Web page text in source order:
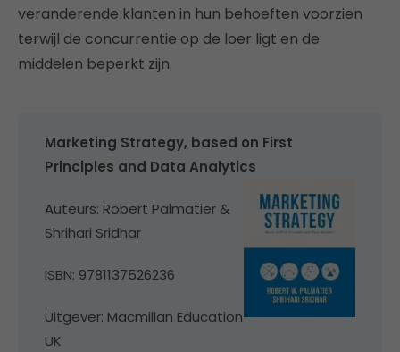
veranderende klanten in hun behoeften voorzien
terwijl de concurrentie op de loer ligt en de
middelen beperkt zijn.
Marketing Strategy, based on First
Principles and Data Analytics
Auteurs: Robert Palmatier &
Shrihari Sridhar
ISBN: 9781137526236
Uitgever: Macmillan Education
UK